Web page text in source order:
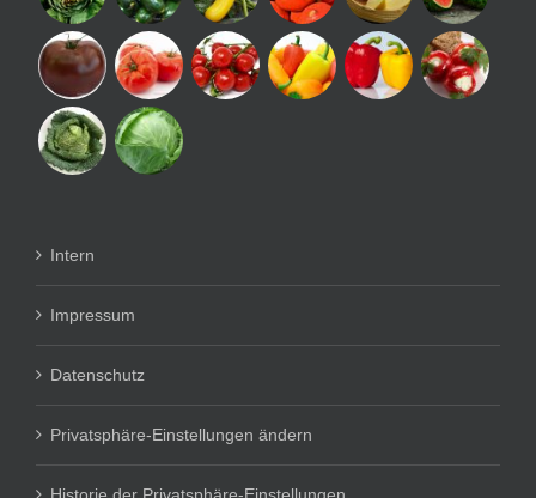
Intern
Impressum
Datenschutz
Privatsphäre-Einstellungen ändern